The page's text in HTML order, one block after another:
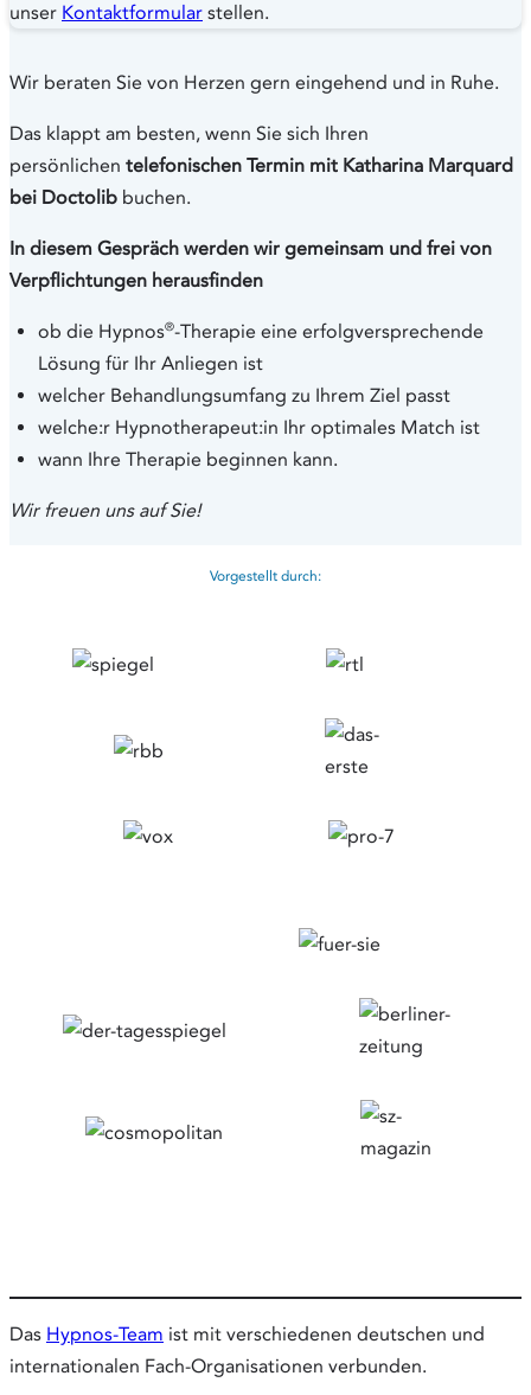
unser Kontaktformular stellen.
Wir beraten Sie von Herzen gern eingehend und in Ruhe.
Das klappt am besten, wenn Sie sich Ihren
persönlichen telefonischen Termin mit Katharina Marquard
bei Doctolib buchen.
In diesem Gespräch werden wir gemeinsam und frei von
Verpflichtungen herausfinden
ob die Hypnos®-Therapie eine erfolgversprechende
Lösung für Ihr Anliegen ist
welcher Behandlungsumfang zu Ihrem Ziel passt
welche:r Hypnotherapeut:in Ihr optimales Match ist
wann Ihre Therapie beginnen kann.
Wir freuen uns auf Sie!
Vorgestellt durch:
Das Hypnos-Team ist mit verschiedenen deutschen und
internationalen Fach-Organisationen verbunden.